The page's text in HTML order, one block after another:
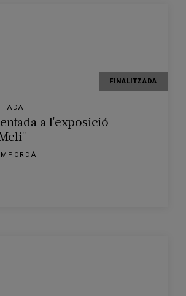
FINALITZADA
a l'exposició